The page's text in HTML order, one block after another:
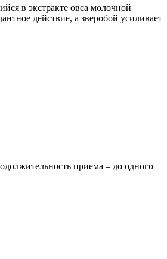
в экстракте овса молочной
действие, а зверобой усиливает
приема – до одного